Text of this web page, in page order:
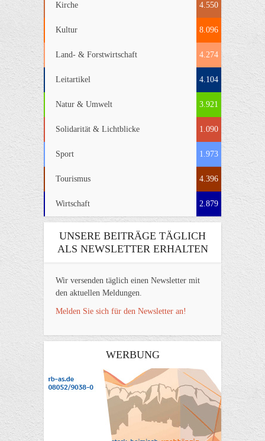
Kirche 4.550
Kultur 8.096
Land- & Forstwirtschaft 4.274
Leitartikel 4.104
Natur & Umwelt 3.921
Solidarität & Lichtblicke 1.090
Sport 1.973
Tourismus 4.396
Wirtschaft 2.879
UNSERE BEITRÄGE TÄGLICH
ALS NEWSLETTER ERHALTEN
Wir versenden täglich einen Newsletter mit
den aktuellen Meldungen.
Melden Sie sich für den Newsletter an!
WERBUNG